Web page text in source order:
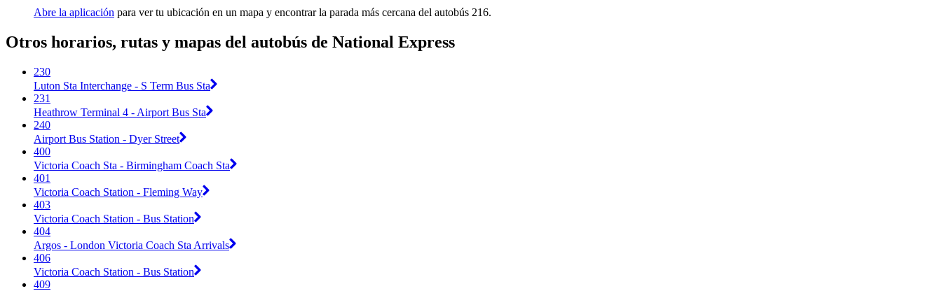
Abre la aplicación para ver tu ubicación en un mapa y encontrar la parada más cercana del autobús 216.
Otros horarios, rutas y mapas del autobús de National Express
230
Luton Sta Interchange - S Term Bus Sta
231
Heathrow Terminal 4 - Airport Bus Sta
240
Airport Bus Station - Dyer Street
400
Victoria Coach Sta - Birmingham Coach Sta
401
Victoria Coach Station - Fleming Way
403
Victoria Coach Station - Bus Station
404
Argos - London Victoria Coach Sta Arrivals
406
Victoria Coach Station - Bus Station
409